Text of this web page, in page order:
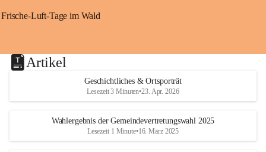
Frische-Luft-Tage im Wald
Artikel
Geschichtliches & Ortsporträt
Lesezeit 3 Minuten•23. Apr. 2026
Wahlergebnis der Gemeindevertretungswahl 2025
Lesezeit 1 Minute•16. März 2025